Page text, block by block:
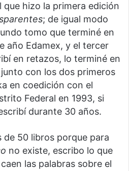
que hizo la primera edición
; de igual modo
tomo que terminé en
año Edamex, y el tercer
en retazos, lo terminé en
con los dos primeros
en coedición con el
Federal en 1993, si
durante 30 años.
de 50 libros porque para
no existe, escribo lo que
las palabras sobre el